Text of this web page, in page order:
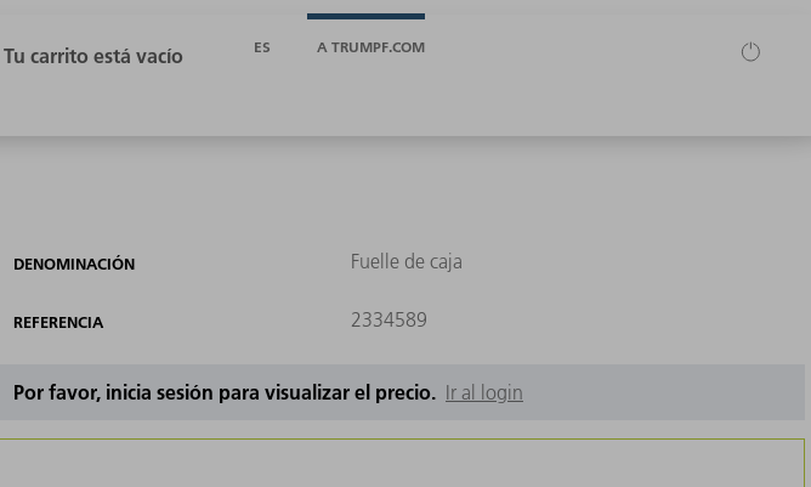
ES A TRUMPF.COM
DENOMINACIÓN Fuelle de caja
REFERENCIA 2334589
Por favor, inicia sesión para visualizar el precio. Ir al login